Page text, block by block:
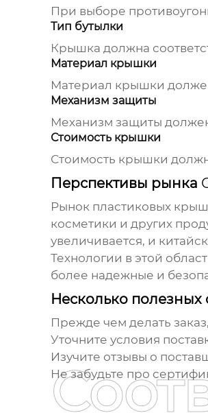
При выборе
Тип бутылки
Крышка должна
Материал крышки
Материал крышки
Механизм защиты
Механизм защиты
Стоимость крышки
Стоимость крышки
Перспективы рынка
Рынок пластиковых
косметики и других
увеличивается, и
Технологии в этой
более надежные и
Несколько полезных
Прежде чем делать
Уточните условия
Изучите отзывы о
Не забудьте про